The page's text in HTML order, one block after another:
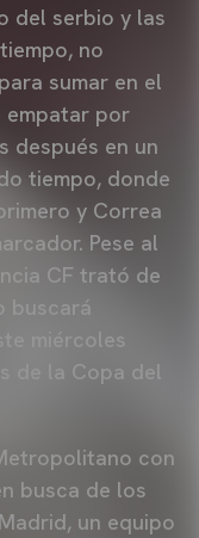
del serbio y las
no
sumar en el
por
después en un
tiempo, donde
y Correa
Pese al
CF trató de
buscará
miércoles
de la Copa del
con
busca de los
un equipo